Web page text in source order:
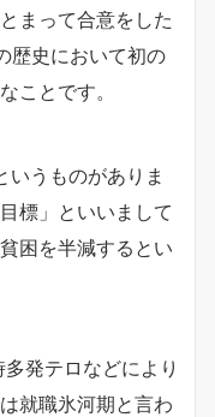
まって合意をした
歴史において初の
ことです。
うものがありま
標」といいまして
困を半減するとい
発テロなどにより
就職氷河期と言わ